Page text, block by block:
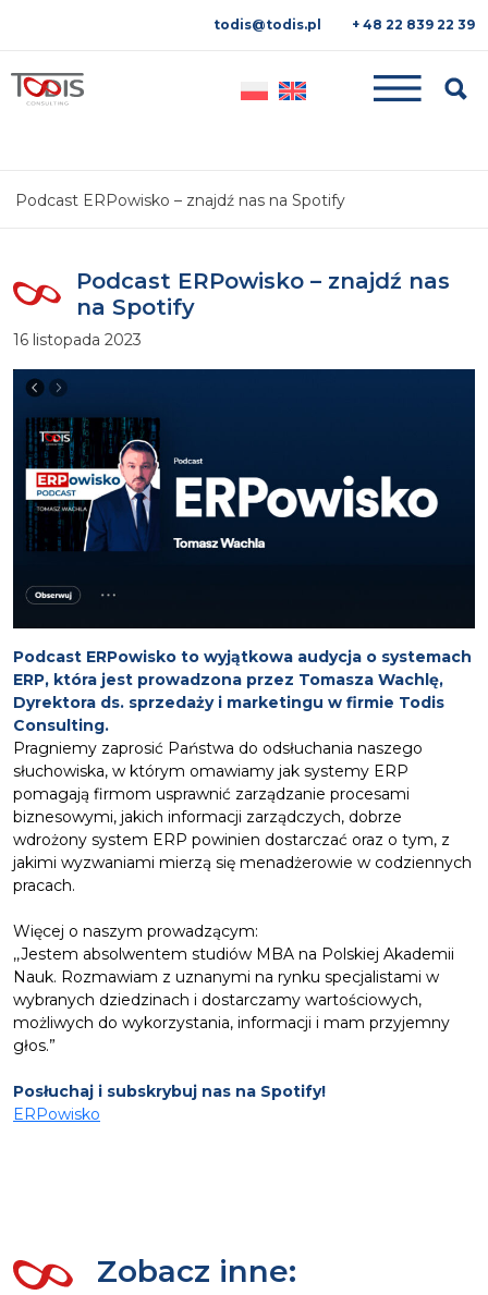
todis@todis.pl + 48 22 839 22 39
Podcast ERPowisko – znajdź nas na Spotify
Podcast ERPowisko – znajdź nas
na Spotify
16 listopada 2023
Podcast ERPowisko to wyjątkowa audycja o systemach
ERP, która jest prowadzona przez Tomasza Wachlę,
Dyrektora ds. sprzedaży i marketingu w firmie Todis
Consulting.
Pragniemy zaprosić Państwa do odsłuchania naszego
słuchowiska, w którym omawiamy jak systemy ERP
pomagają firmom usprawnić zarządzanie procesami
biznesowymi, jakich informacji zarządczych, dobrze
wdrożony system ERP powinien dostarczać oraz o tym, z
jakimi wyzwaniami mierzą się menadżerowie w codziennych
pracach.
Więcej o naszym prowadzącym:
,,Jestem absolwentem studiów MBA na Polskiej Akademii
Nauk. Rozmawiam z uznanymi na rynku specjalistami w
wybranych dziedzinach i dostarczamy wartościowych,
możliwych do wykorzystania, informacji i mam przyjemny
głos.”
Posłuchaj i subskrybuj nas na Spotify!
ERPowisko
Zobacz inne: